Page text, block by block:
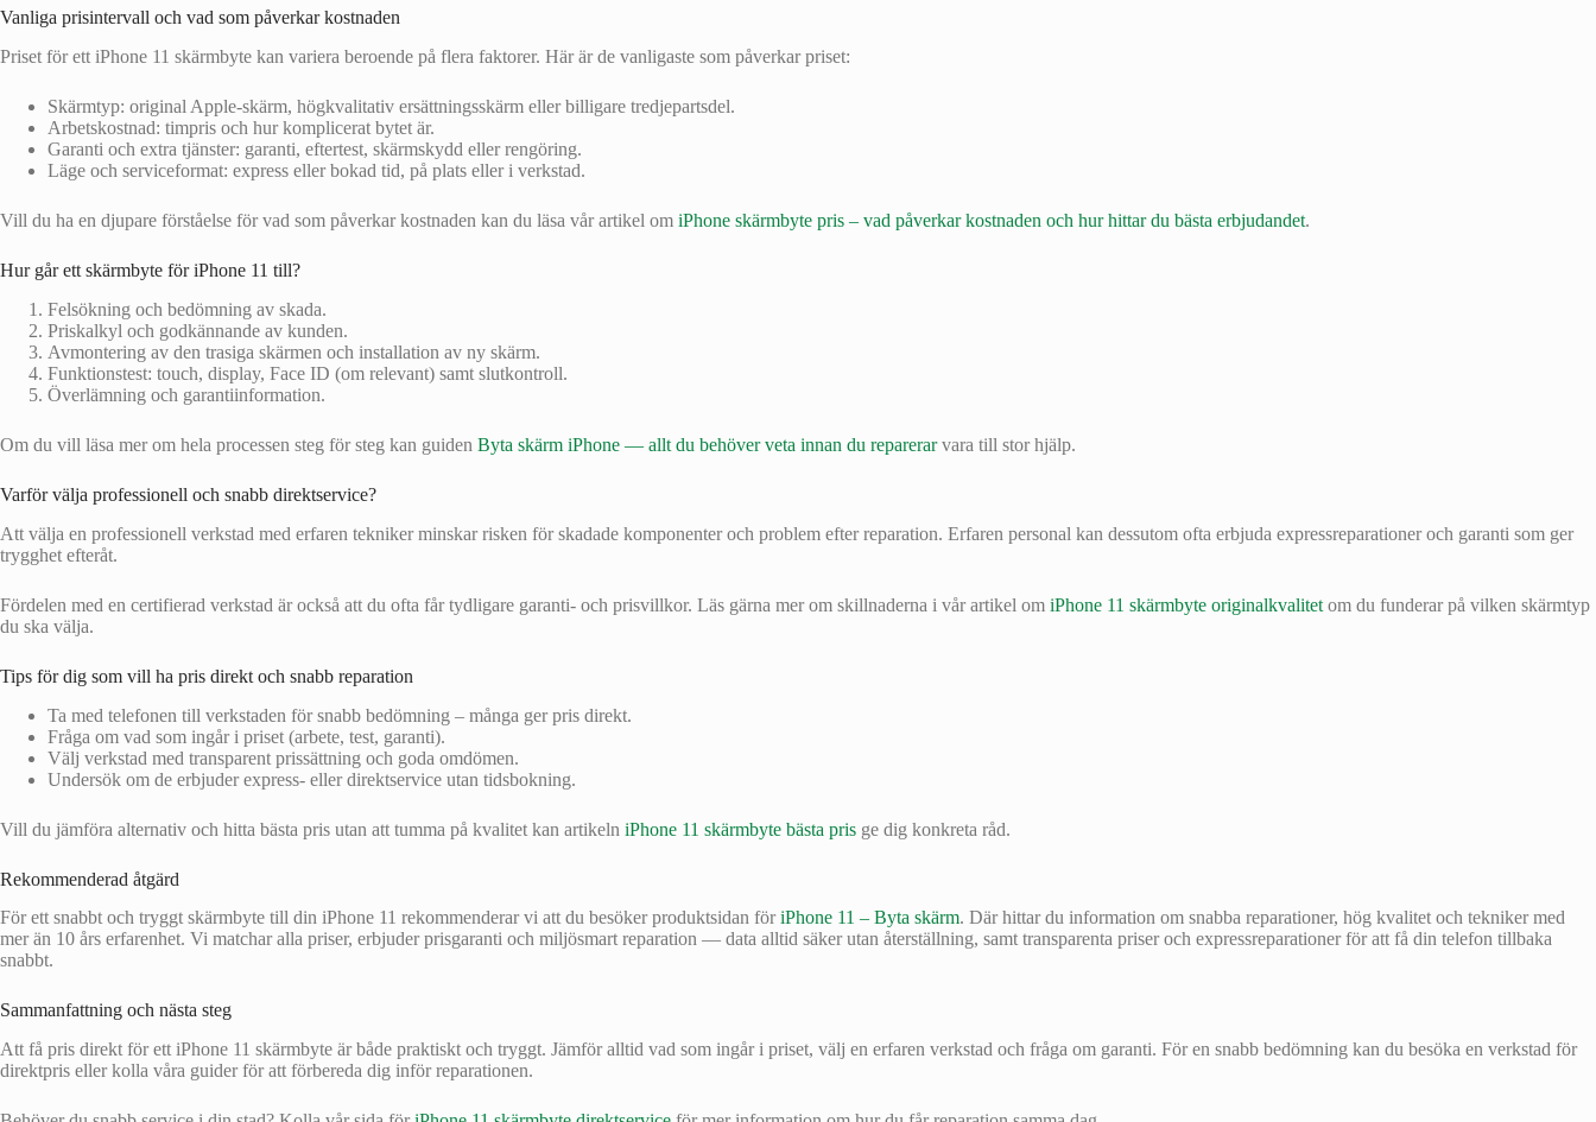
Vanliga prisintervall och vad som påverkar kostnaden
Priset för ett iPhone 11 skärmbyte kan variera beroende på flera faktorer. Här är de vanligaste som påverkar priset:
Skärmtyp: original Apple-skärm, högkvalitativ ersättningsskärm eller billigare tredjepartsdel.
Arbetskostnad: timpris och hur komplicerat bytet är.
Garanti och extra tjänster: garanti, eftertest, skärmskydd eller rengöring.
Läge och serviceformat: express eller bokad tid, på plats eller i verkstad.
Vill du ha en djupare förståelse för vad som påverkar kostnaden kan du läsa vår artikel om iPhone skärmbyte pris – vad påverkar kostnaden och hur hittar du bästa erbjudandet.
Hur går ett skärmbyte för iPhone 11 till?
Felsökning och bedömning av skada.
Priskalkyl och godkännande av kunden.
Avmontering av den trasiga skärmen och installation av ny skärm.
Funktionstest: touch, display, Face ID (om relevant) samt slutkontroll.
Överlämning och garantiinformation.
Om du vill läsa mer om hela processen steg för steg kan guiden Byta skärm iPhone — allt du behöver veta innan du reparerarvara till stor hjälp.
Varför välja professionell och snabb direktservice?
Att välja en professionell verkstad med erfaren tekniker minskar risken för skadade komponenter och problem efter reparation. Erfaren personal kan dessutom ofta erbjuda expressreparationer och garanti som ger
trygghet efteråt.
Fördelen med en certifierad verkstad är också att du ofta får tydligare garanti- och prisvillkor. Läs gärna mer om skillnaderna i vår artikel om iPhone 11 skärmbyte originalkvalitet om du funderar på vilken skärmtyp
du ska välja.
Tips för dig som vill ha pris direkt och snabb reparation
Ta med telefonen till verkstaden för snabb bedömning – många ger pris direkt.
Fråga om vad som ingår i priset (arbete, test, garanti).
Välj verkstad med transparent prissättning och goda omdömen.
Undersök om de erbjuder express- eller direktservice utan tidsbokning.
Vill du jämföra alternativ och hitta bästa pris utan att tumma på kvalitet kan artikeln iPhone 11 skärmbyte bästa pris ge dig konkreta råd.
Rekommenderad åtgärd
För ett snabbt och tryggt skärmbyte till din iPhone 11 rekommenderar vi att du besöker produktsidan föriPhone 11 – Byta skärm. Där hittar du information om snabba reparationer, hög kvalitet och tekniker med
mer än 10 års erfarenhet. Vi matchar alla priser, erbjuder prisgaranti och miljösmart reparation — data alltid säker utan återställning, samt transparenta priser och expressreparationer för att få din telefon tillbaka
snabbt.
Sammanfattning och nästa steg
Att få pris direkt för ett iPhone 11 skärmbyte är både praktiskt och tryggt. Jämför alltid vad som ingår i priset, välj en erfaren verkstad och fråga om garanti. För en snabb bedömning kan du besöka en verkstad för
direktpris eller kolla våra guider för att förbereda dig inför reparationen.